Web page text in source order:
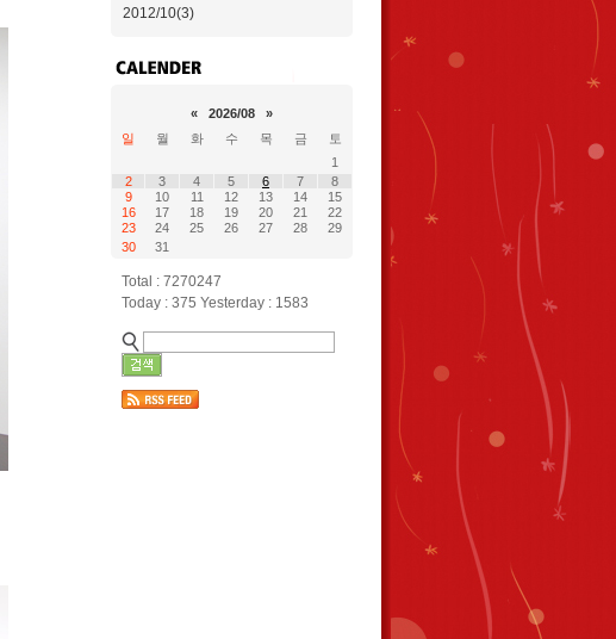
2012/10(3)
« 2026/08
»
일
월 화 수 목 금
토
1
2
3 4 5 6 7
8
9
10 11 12 13 14
15
16
17 18 19 20 21
22
23
24 25 26 27 28
29
30
31
Total : 7270247
Today : 375 Yesterday : 1583